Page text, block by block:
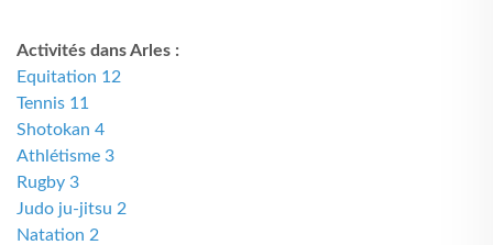
Activités dans Arles :
Equitation 12
Tennis 11
Shotokan 4
Athlétisme 3
Rugby 3
Judo ju-jitsu 2
Natation 2